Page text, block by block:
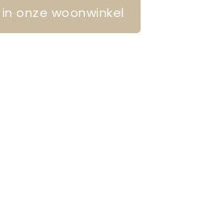
onze woonwinkel